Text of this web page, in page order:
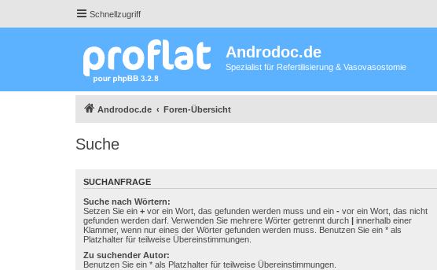
Schnellzugriff
Androdoc.de
Spezialist für Refertilisierung & Vasovasostomie
Androdoc.de Foren-Übersicht
Suche
SUCHANFRAGE
Suche nach Wörtern:
Setzen Sie ein + vor ein Wort, das gefunden werden muss und ein - vor ein Wort, das nicht
gefunden werden darf. Verwenden Sie mehrere Wörter getrennt durch | innerhalb einer
Klammer, wenn nur eines der Wörter gefunden werden muss. Benutzen Sie ein * als
Platzhalter für teilweise Übereinstimmungen.
Zu suchender Autor:
Benutzen Sie ein * als Platzhalter für teilweise Übereinstimmungen.